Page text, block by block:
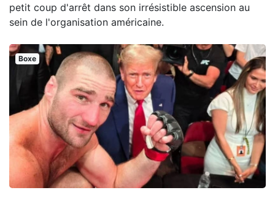
petit coup d'arrêt dans son irrésistible ascension au
sein de l'organisation américaine.
Boxe